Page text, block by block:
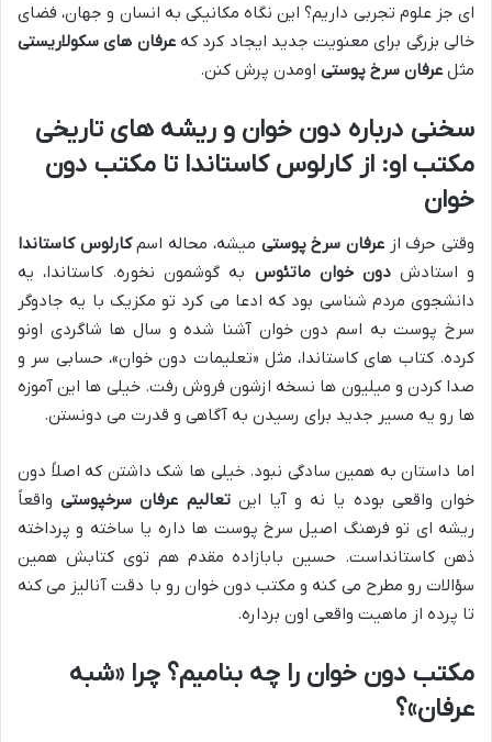
ای جز علوم تجربی داریم؟ این نگاه مکانیکی به انسان و جهان، فضای
خالی بزرگی برای معنویت جدید ایجاد کرد کهعرفان های سکولاریستی
مثل عرفان سرخ پوستی اومدن پرش کنن.
سخنی درباره دون خوان و ریشه های تاریخی
مکتب او: از کارلوس کاستاندا تا مکتب دون
خوان
وقتی حرف ازعرفان سرخ پوستی میشه، محاله اسمکارلوس کاستاندا
و استادشدون خوان ماتئوس به گوشمون نخوره. کاستاندا، یه
دانشجوی مردم شناسی بود که ادعا می کرد تو مکزیک با یه جادوگر
سرخ پوست به اسم دون خوان آشنا شده و سال ها شاگردی اونو
کرده. کتاب های کاستاندا، مثل «تعلیمات دون خوان»، حسابی سر و
صدا کردن و میلیون ها نسخه ازشون فروش رفت. خیلی ها این آموزه
ها رو یه مسیر جدید برای رسیدن به آگاهی و قدرت می دونستن.
اما داستان به همین سادگی نبود. خیلی ها شک داشتن که اصلاً دون
خوان واقعی بوده یا نه و آیا اینتعالیم عرفان سرخپوستیواقعاً
ریشه ای تو فرهنگ اصیل سرخ پوست ها داره یا ساخته و پرداخته
ذهن کاستانداست. حسین بابازاده مقدم هم توی کتابش همین
سؤالات رو مطرح می کنه و مکتب دون خوان رو با دقت آنالیز می کنه
تا پرده از ماهیت واقعی اون برداره.
مکتب دون خوان را چه بنامیم؟ چرا «شبه
عرفان»؟